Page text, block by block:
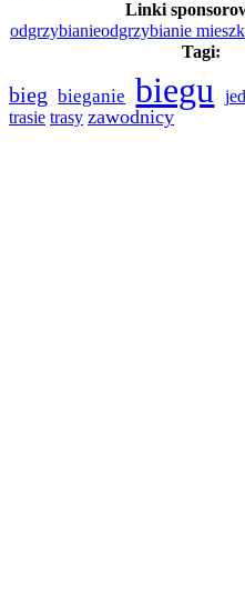
Linki
odgrzybianieodgrzybianie
Tagi:
bieg bieganie biegu
trasie trasy zawodnicy